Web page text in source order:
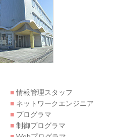
■情報管理スタッフ
■ ネットワークエンジニア
■ プログラマ
■ 制御プログラマ